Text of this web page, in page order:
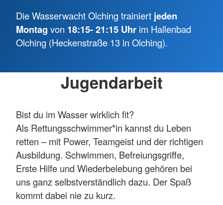
Die Wasserwacht Olching trainiert jeden
Montag von 18:15- 21:15 Uhr im Hallenbad
Olching (Heckenstraße 13 in Olching).
Jugendarbeit
Bist du im Wasser wirklich fit?
Als Rettungsschwimmer*in kannst du Leben
retten – mit Power, Teamgeist und der richtigen
Ausbildung. Schwimmen, Befreiungsgriffe,
Erste Hilfe und Wiederbelebung gehören bei
uns ganz selbstverständlich dazu. Der Spaß
kommt dabei nie zu kurz.